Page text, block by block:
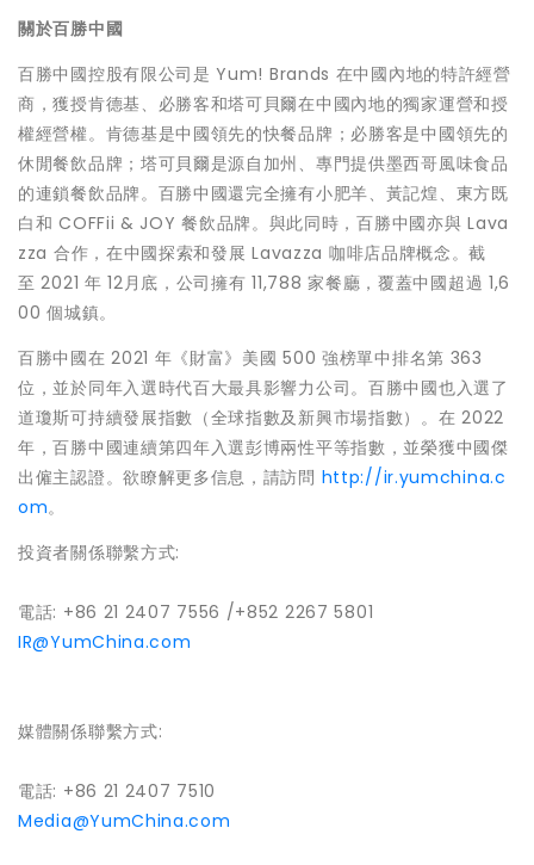
關於百勝中國
百勝中國控股有限公司是 Yum! Brands 在中國內地的特許經營
商，獲授肯德基、必勝客和塔可貝爾在中國內地的獨家運營和授
權經營權。肯德基是中國領先的快餐品牌；必勝客是中國領先的
休閒餐飲品牌；塔可貝爾是源自加州、專門提供墨西哥風味食品
的連鎖餐飲品牌。百勝中國還完全擁有小肥羊、黃記煌、東方既
白和 COFFii & JOY 餐飲品牌。與此同時，百勝中國亦與 Lava
zza 合作，在中國探索和發展 Lavazza 咖啡店品牌概念。截
至 2021 年 12月底，公司擁有 11,788 家餐廳，覆蓋中國超過 1,6
00 個城鎮。
百勝中國在 2021 年《財富》美國 500 強榜單中排名第 363
位，並於同年入選時代百大最具影響力公司。百勝中國也入選了
道瓊斯可持續發展指數（全球指數及新興市場指數）。在 2022
年，百勝中國連續第四年入選彭博兩性平等指數，並榮獲中國傑
出僱主認證。欲瞭解更多信息，請訪問 http://ir.yumchina.c
om。
投資者關係聯繫方式:
電話: +86 21 2407 7556 /+852 2267 5801
IR@YumChina.com
媒體關係聯繫方式:
電話: +86 21 2407 7510
Media@YumChina.com